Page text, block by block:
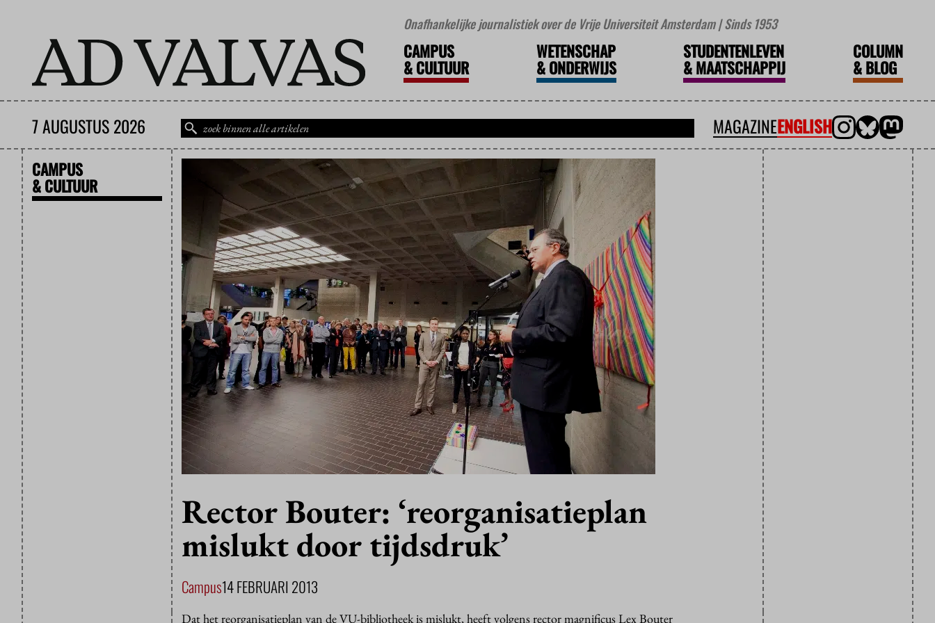
Onafhankelijke journalistiek over de Vrije Universiteit Amsterdam | Sinds 1953
CAMPUS
&CULTUUR
WETENSCHAP
&ONDERWIJS
STUDENTENLEVEN
&MAATSCHAPPIJ
COLUMN
&BLOG
7 AUGUSTUS 2026 MAGAZINEENGLISH
CAMPUS
& CULTUUR
Rector Bouter: ‘reorganisatieplan
mislukt door tijdsdruk’
Campus14 FEBRUARI 2013
Dat het reorganisatieplan van de VU-bibliotheek is mislukt, heeft volgens rector magnificus Lex Bouter